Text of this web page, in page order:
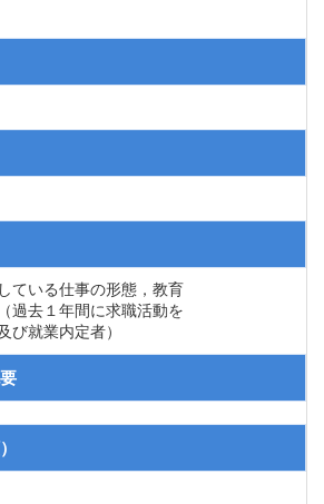
ている仕事の形態，教育
過去１年間に求職活動を
び就業内定者）